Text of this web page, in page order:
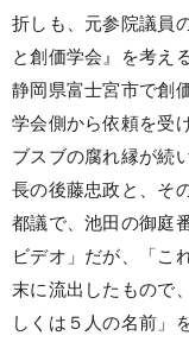
折しも、元参院議員
と創価学会』を考え
静岡県富士宮市で創
学会側から依頼を受
ブスブの腐れ縁が続
長の後藤忠政と、そ
都議で、池田の御庭
ビデオ」だが、「こ
末に流出したもので
しくは５人の名前」